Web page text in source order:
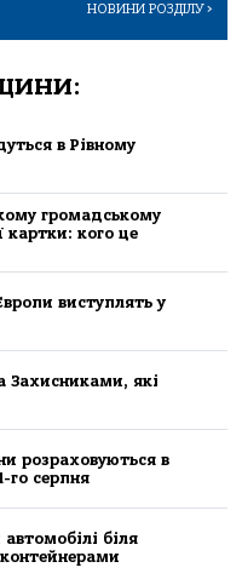
НОВИНИ РОЗДІЛУ>
в Рівному
громадському
картки: кого це
виступлять у
Захисниками, які
розраховуються в
го серпня
біля